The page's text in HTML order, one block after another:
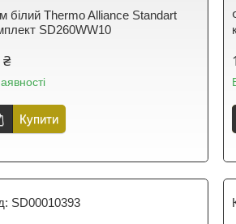
білий Thermo Alliance Standart
SD260WW10
₴
Купити
SD00010393